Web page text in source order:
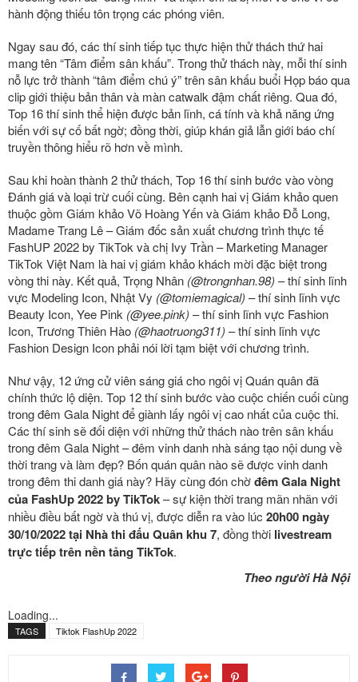
hành động thiếu tôn trọng các phóng viên.
Ngay sau đó, các thí sinh tiếp tục thực hiện thử thách thứ hai
mang tên “Tâm điểm sân khấu”. Trong thử thách này, mỗi thí sinh
nỗ lực trở thành “tâm điểm chú ý” trên sân khấu buổi Họp báo qua
clip giới thiệu bản thân và màn catwalk đậm chất riêng. Qua đó,
Top 16 thí sinh thể hiện được bản lĩnh, cá tính và khả năng ứng
biến với sự cố bất ngờ; đồng thời, giúp khán giả lẫn giới báo chí
truyền thông hiểu rõ hơn về mình.
Sau khi hoàn thành 2 thử thách, Top 16 thí sinh bước vào vòng
Đánh giá và loại trừ cuối cùng. Bên cạnh hai vị Giám khảo quen
thuộc gồm Giám khảo Võ Hoàng Yến và Giám khảo Đỗ Long,
Madame Trang Lê – Giám đốc sản xuất chương trình thực tế
FashUP 2022 by TikTok và chị Ivy Trần – Marketing Manager
TikTok Việt Nam là hai vị giám khảo khách mời đặc biệt trong
vòng thi này. Kết quả, Trọng Nhân (@trongnhan.98) – thí sinh lĩnh
vực Modeling Icon, Nhật Vy (@tomiemagical) – thí sinh lĩnh vực
Beauty Icon, Yee Pink (@yee.pink) – thí sinh lĩnh vực Fashion
Icon, Trương Thiên Hào (@haotruong311) – thí sinh lĩnh vực
Fashion Design Icon phải nói lời tạm biệt với chương trình.
Như vậy, 12 ứng cử viên sáng giá cho ngôi vị Quán quân đã
chính thức lộ diện. Top 12 thí sinh bước vào cuộc chiến cuối cùng
trong đêm Gala Night để giành lấy ngôi vị cao nhất của cuộc thi.
Các thí sinh sẽ đối diện với những thử thách nào trên sân khấu
trong đêm Gala Night – đêm vinh danh nhà sáng tạo nội dung về
thời trang và làm đẹp? Bốn quán quân nào sẽ được vinh danh
trong đêm thi danh giá này? Hãy cùng đón chờđêm Gala Night
của FashUp 2022 by TikTok–sự kiện thời trang mãn nhãn với
nhiều điều bất ngờ và thú vị, được diễn ra vào lúc 20h00 ngày
30/10/2022 tại Nhà thi đấu Quân khu 7, đồng thời livestream
trực tiếp trên nền tảng TikTok.
Theo người Hà Nội
Loading...
TAGS Tiktok FlashUp 2022